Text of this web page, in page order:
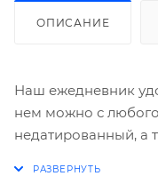
ОПИСАНИЕ
Наш ежедневник
нем можно с
недатированный, а